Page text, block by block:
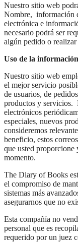
Nuestro sitio web
Nombre, información
electrónica e
necesario podrá ser
algún pedido o
Uso de la
Nuestro sitio web
el mejor servicio
de usuarios, de
productos y servicios.
electrónicos
especiales, nuevos
consideremos
beneficio, estos
que usted proporcione
momento.
The Diary of Books
el compromiso de
sistemas más
asegurarnos que no
Esta compañía no
personal que es
requerido por un juez